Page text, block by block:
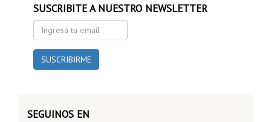
SUSCRIBITE A NUESTRO NEWSLETTER
Ingresá
tu
email
SUSCRIBIRME
SEGUINOS EN